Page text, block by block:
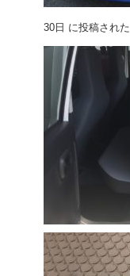
30日 に投稿された